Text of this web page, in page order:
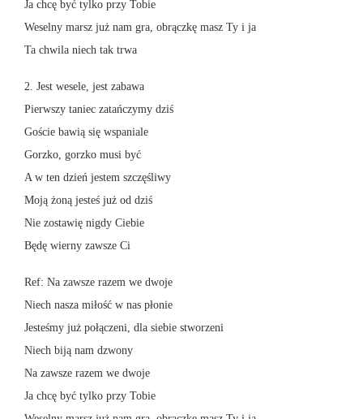
Ja chcę być tylko przy Tobie
Weselny marsz już nam gra, obrączkę masz Ty i ja
Ta chwila niech tak trwa
2. Jest wesele, jest zabawa
Pierwszy taniec zatańczymy dziś
Goście bawią się wspaniale
Gorzko, gorzko musi być
A w ten dzień jestem szczęśliwy
Moją żoną jesteś już od dziś
Nie zostawię nigdy Ciebie
Będę wierny zawsze Ci
Ref: Na zawsze razem we dwoje
Niech nasza miłość w nas płonie
Jesteśmy już połączeni, dla siebie stworzeni
Niech biją nam dzwony
Na zawsze razem we dwoje
Ja chcę być tylko przy Tobie